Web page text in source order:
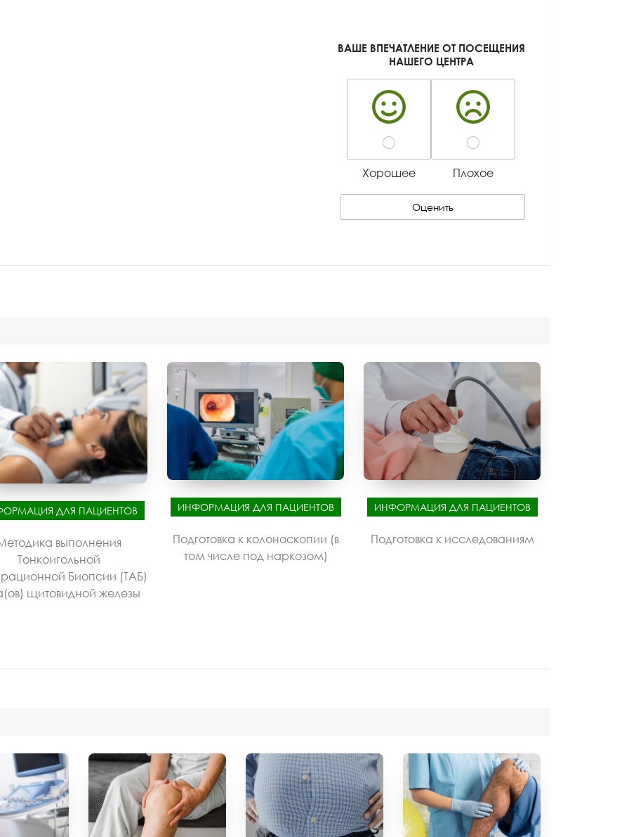
ВАШЕ ВПЕЧАТЛЕНИЕ ОТ ПОСЕЩЕНИЯ
НАШЕГО ЦЕНТРА
Хорошее Плохое
Оценить
ДЛЯ ПАЦИЕНТОВ
выполнения
Тонкоигольной
Биопсии (ТАБ)
щитовидной железы
ИНФОРМАЦИЯ ДЛЯ ПАЦИЕНТОВ
Подготовка к колоноскопии (в
том числе под наркозом)
ИНФОРМАЦИЯ ДЛЯ ПАЦИЕНТОВ
Подготовка к исследованиям